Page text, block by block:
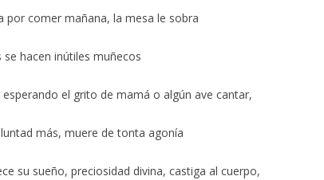
por comer mañana, la mesa le sobra
hacen inútiles muñecos
el grito de mamá o algún ave cantar,
más, muere de tonta agonía
su sueño, preciosidad divina, castiga al cuerpo,